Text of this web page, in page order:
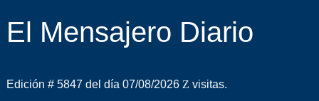
El Mensajero Diario
Edición # 5847 del día 07/08/2026 visitas.